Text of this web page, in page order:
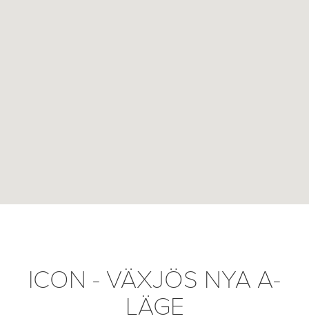
ICON - VÄXJÖS NYA A-
LÄGE